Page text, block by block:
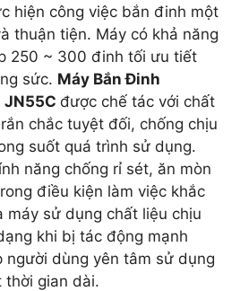
hiện công việc bắn đinh một
thuận tiện. Máy có khả năng
250 ~ 300 đinh tối ưu tiết
sức. Máy Bắn Đinh
được chế tác với chất
chắc tuyệt đối, chống chịu
suốt quá trình sử dụng.
năng chống rỉ sét, ăn mòn
điều kiện làm việc khắc
máy sử dụng chất liệu chịu
khi bị tác động mạnh
người dùng yên tâm sử dụng
thời gian dài.